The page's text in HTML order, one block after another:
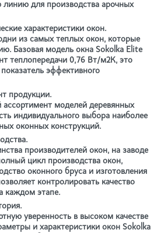
линию для производства арочных
характеристики окон.
из самых теплых окон, которые
Базовая модель окна Sokolka Elite
теплопередачи 0,76 Вт/м2К, это
эффективного
продукции.
моделей деревянных
индивидуального выбора наиболее
оконных конструкций.
производителей окон, на заводе
цикл производства окон,
оконного бруса и изготовления
контролировать качество
каждом этапе.
.
уверенность в высоком качестве
и характеристики окон Sokolka